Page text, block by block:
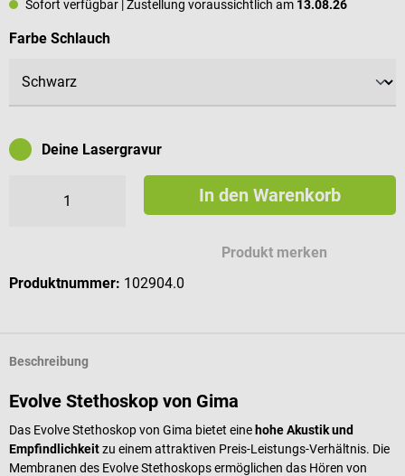
Sofort verfügbar | Zustellung voraussichtlich am 13.08.26
Farbe Schlauchauswählen
Deine Lasergravur
In den Warenkorb
Produkt merken
Produktnummer: 102904.0
Beschreibung
Evolve Stethoskop von Gima
Das Evolve Stethoskop von Gima bietet eine hohe Akustik und
Empfindlichkeitzu einem attraktiven Preis-Leistungs-Verhältnis. Die
Membranen des Evolve Stethoskops ermöglichen das Hören von